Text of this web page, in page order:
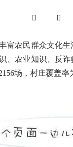
[] []
农民群众文化生
、农业知识、反
场，村庄覆盖